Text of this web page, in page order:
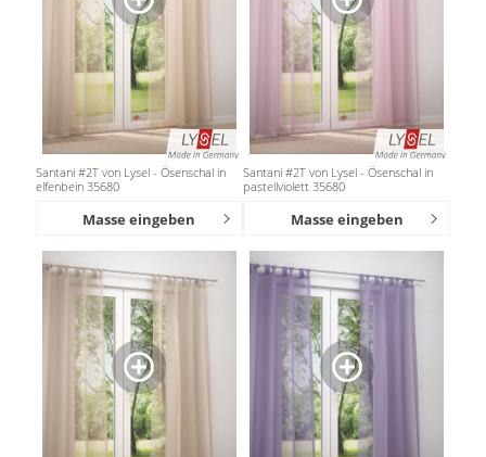
Santani #2T von Lysel - Ösenschal in
elfenbein 35680
Masse eingeben
Santani #2T von Lysel - Ösenschal in
pastellviolett 35680
Masse eingeben